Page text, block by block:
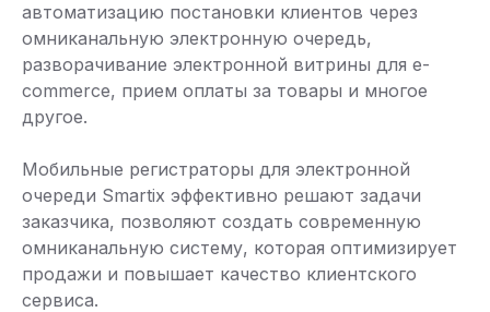
автоматизацию постановки клиентов через
омниканальную электронную очередь,
разворачивание электронной витрины для e-
commerce, прием оплаты за товары и многое
другое.
Мобильные регистраторы для электронной
очереди Smartix эффективно решают задачи
заказчика, позволяют создать современную
омниканальную систему, которая оптимизирует
продажи и повышает качество клиентского
сервиса.